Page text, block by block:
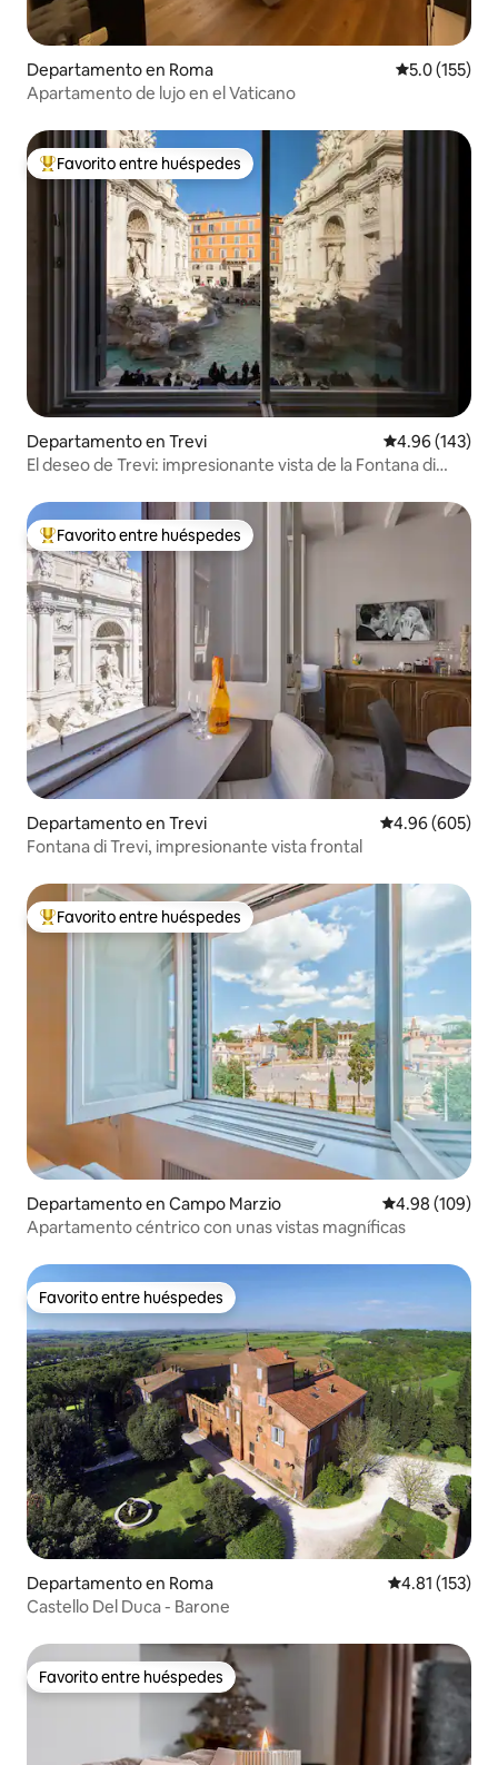
Departamento en Roma Calificación
5.0 (155)
Apartamento de lujo en el Vaticano
De los mejores en Favorito entre huéspedes
Favorito entre huéspedes
Departamento en Trevi Calificación
4.96 (143)
El deseo de Trevi: impresionante vista de la Fontana di
De los mejores en Favorito entre huéspedes
Favorito entre huéspedes
Departamento en Trevi Calificación
4.96 (605)
Fontana di Trevi, impresionante vista frontal
De los mejores en Favorito entre huéspedes
Favorito entre huéspedes
Departamento en Campo Marzio Calificación
4.98 (109)
⁠Apartamento céntrico con unas vistas magníficas
Favorito entre huéspedes
Favorito entre huéspedes
Departamento en Roma Calificación
4.81 (153)
Castello Del Duca - Barone
Favorito entre huéspedes
Favorito entre huéspedes